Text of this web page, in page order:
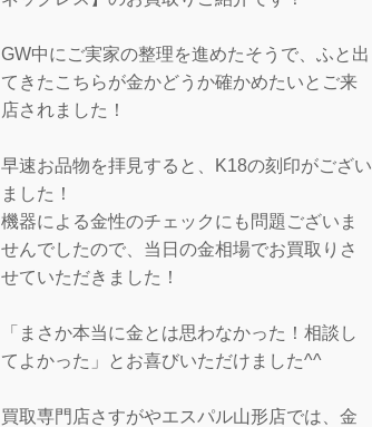
GW中にご実家の整理を進めたそうで、ふと出
てきたこちらが金かどうか確かめたいとご来
店されました！
早速お品物を拝見すると、K18の刻印がござい
ました！
機器による金性のチェックにも問題ございま
せんでしたので、当日の金相場でお買取りさ
せていただきました！
「まさか本当に金とは思わなかった！相談し
てよかった」とお喜びいただけました^^
買取専門店さすがやエスパル山形店では、金